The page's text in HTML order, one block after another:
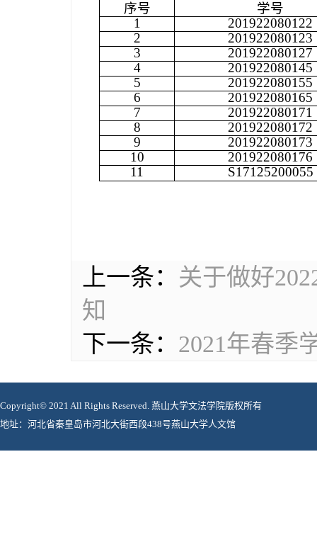
序号
学号
1
201922080122
2
201922080123
3
201922080127
4
201922080145
5
201922080155
6
201922080165
7
201922080171
8
201922080172
9
201922080173
10
201922080176
11
S17125200055
上一条： 关于做好
知
下一条： 2021年春季
Copyright© 2021 All Rights Reserved. 燕山大学文法学院版权所有
地址：河北省秦皇岛市河北大街西段438号燕山大学人文馆